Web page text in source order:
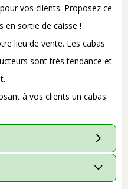
vos clients. Proposez ce
en sortie de caisse !
lieu de vente. Les cabas
sont très tendance et
à vos clients un cabas